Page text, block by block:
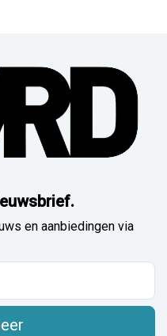
en aanbiedingen via